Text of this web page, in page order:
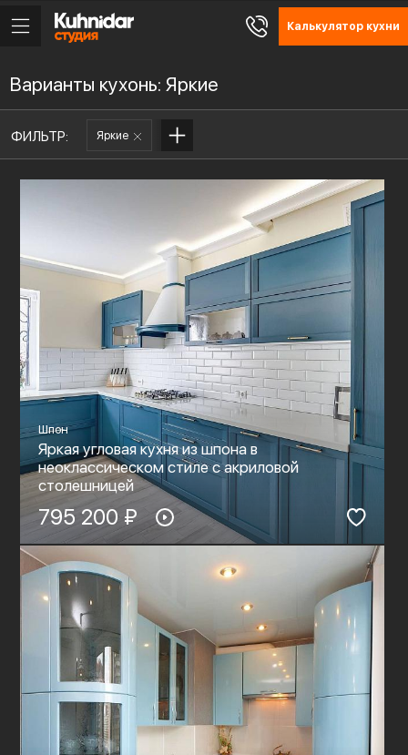
Калькулятор кухни
Варианты кухонь: Яркие
ФИЛЬТР: Яркие
Шпон
Яркая угловая кухня из шпона в
неоклассическом стиле c акриловой
столешницей
795 200 ₽